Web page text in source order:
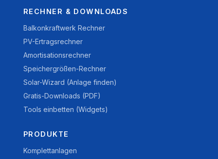
RECHNER & DOWNLOADS
Balkonkraftwerk Rechner
PV-Ertragsrechner
Amortisationsrechner
Speichergrößen-Rechner
Solar-Wizard (Anlage finden)
Gratis-Downloads (PDF)
Tools einbetten (Widgets)
PRODUKTE
Komplettanlagen